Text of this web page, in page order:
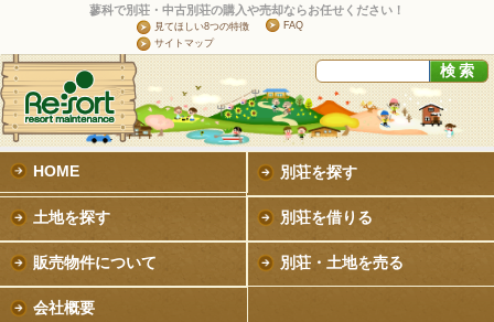
蓼科で別荘・中古別荘の購入や売却ならお任せください！
見てほしい8つの特徴
FAQ
サイトマップ
HOME 別荘を探す
土地を探す 別荘を借りる
販売物件について 別荘・土地を売る
会社概要